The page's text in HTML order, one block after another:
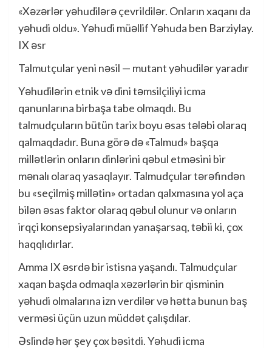
«Xəzərlər yəhudilərə çevrildilər. Onların xaqanı da
yəhudi oldu». Yəhudi müəllif Yəhuda ben Barziylay.
IX əsr
Talmutçular yeni nəsil — mutant yəhudilər yaradır
Yəhudilərin etnik və dini təmsilçiliyi icma
qanunlarına birbaşa tabe olmaqdı. Bu
talmudçuların bütün tarix boyu əsas tələbi olaraq
qalmaqdadır. Buna görə də «Talmud» başqa
millətlərin onların dinlərini qəbul etməsini bir
mənalı olaraq yasaqlayır. Talmudçular tərəfindən
bu «seçilmiş millətin» ortadan qalxmasına yol aça
bilən əsas faktor olaraq qəbul olunur və onların
irqçi konsepsiyalarından yanaşarsaq, təbii ki, çox
haqqlıdırlar.
Amma IX əsrdə bir istisna yaşandı. Talmudçular
xaqan başda odmaqla xəzərlərin bir qisminin
yəhudi olmalarına izn verdilər və hətta bunun baş
verməsi üçün uzun müddət çalışdılar.
Əslində hər şey çox bəsitdi. Yəhudi icma